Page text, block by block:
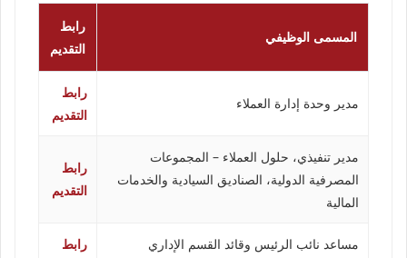
المسمى الوظيفي
رابط
التقديم
مدير وحدة إدارة العملاء
رابط
التقديم
مدير تنفيذي، حلول العملاء – المجموعات
المصرفية الدولية، الصناديق السيادية والخدمات
المالية
رابط
التقديم
مساعد نائب الرئيس وقائد القسم الإداري
رابط